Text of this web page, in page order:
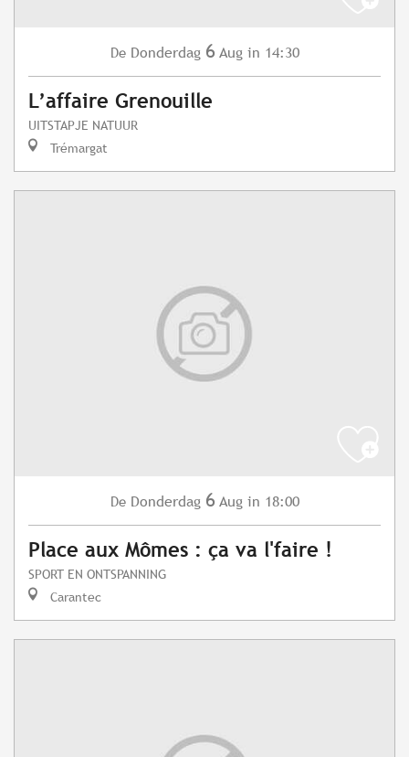
De Donderdag 6 Aug in 14:30
L’affaire Grenouille
UITSTAPJE NATUUR
Trémargat
De Donderdag 6 Aug in 18:00
Place aux Mômes : ça va l'faire !
SPORT EN ONTSPANNING
Carantec